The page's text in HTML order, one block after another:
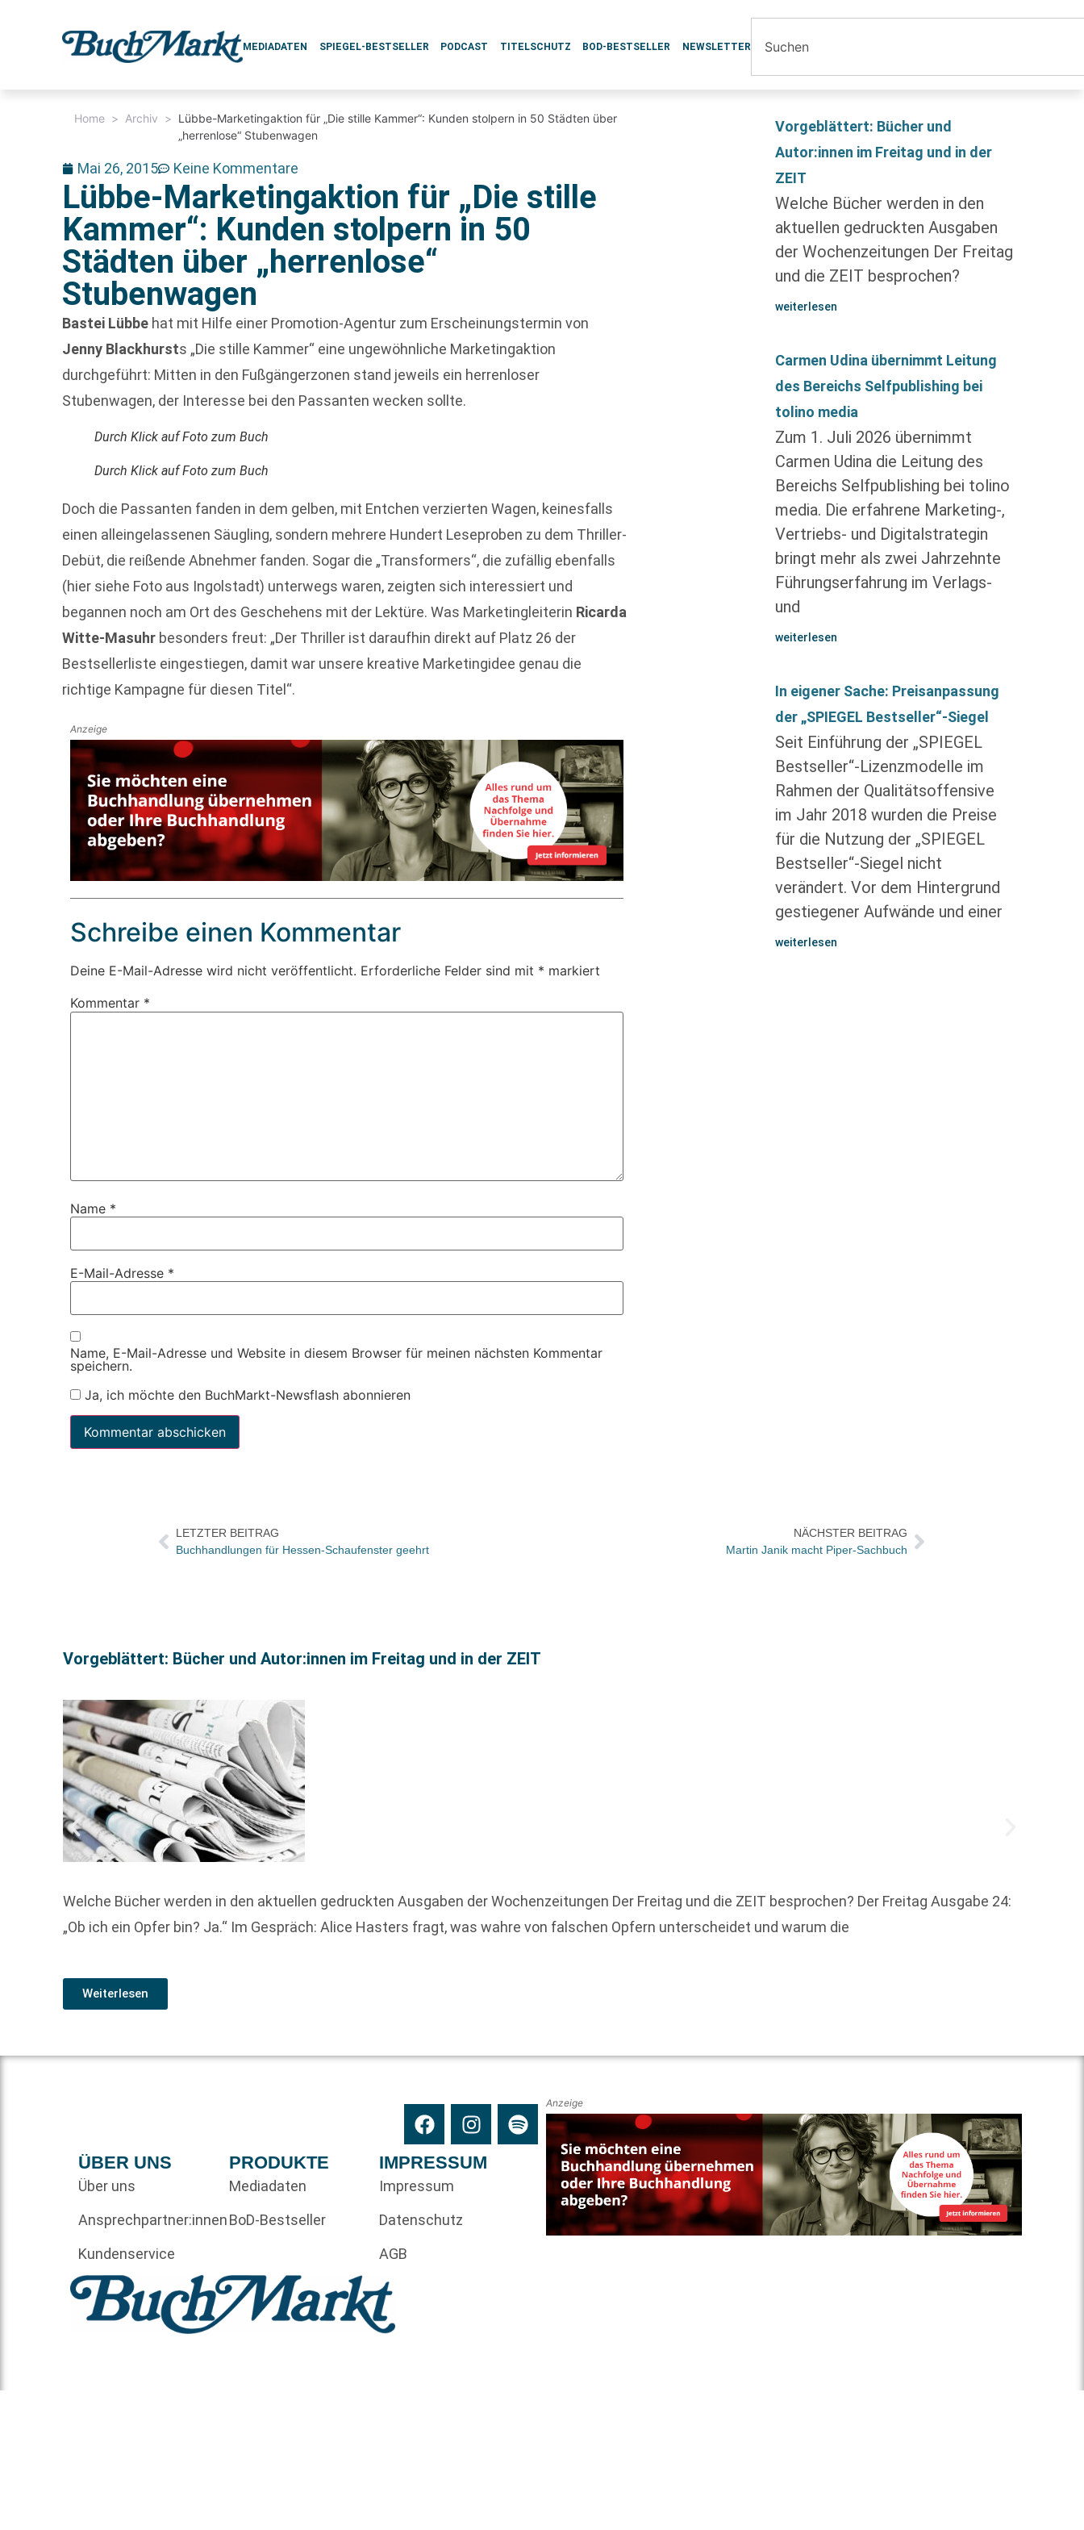
MEDIADATEN SPIEGEL-BESTSELLER PODCAST TITELSCHUTZ BOD-BESTSELLER NEWSLETTER
Home > Archiv > Lübbe-Marketingaktion für „Die stille Kammer“: Kunden stolpern in 50 Städten über
„herrenlose“ Stubenwagen
Mai 26, 2015 Keine Kommentare
Lübbe-Marketingaktion für „Die stille
Kammer“: Kunden stolpern in 50
Städten über „herrenlose“
Stubenwagen
Bastei Lübbe hat mit Hilfe einer Promotion-Agentur zum Erscheinungstermin von
Jenny Blackhursts „Die stille Kammer“ eine ungewöhnliche Marketingaktion
durchgeführt: Mitten in den Fußgängerzonen stand jeweils ein herrenloser
Stubenwagen, der Interesse bei den Passanten wecken sollte.
Durch Klick auf Foto zum Buch
Durch Klick auf Foto zum Buch
Doch die Passanten fanden in dem gelben, mit Entchen verzierten Wagen, keinesfalls
einen alleingelassenen Säugling, sondern mehrere Hundert Leseproben zu dem Thriller-
Debüt, die reißende Abnehmer fanden. Sogar die „Transformers“, die zufällig ebenfalls
(hier siehe Foto aus Ingolstadt) unterwegs waren, zeigten sich interessiert und
begannen noch am Ort des Geschehens mit der Lektüre. Was Marketingleiterin Ricarda
Witte-Masuhr besonders freut: „Der Thriller ist daraufhin direkt auf Platz 26 der
Bestsellerliste eingestiegen, damit war unsere kreative Marketingidee genau die
richtige Kampagne für diesen Titel“.
Anzeige
Schreibe einen Kommentar
Deine E-Mail-Adresse wird nicht veröffentlicht. Erforderliche Felder sind mit * markiert
Kommentar *
Name *
E-Mail-Adresse *
Name, E-Mail-Adresse und Website in diesem Browser für meinen nächsten Kommentar
speichern.
Ja, ich möchte den BuchMarkt-Newsflash abonnieren
Vorgeblättert: Bücher und
Autor:innen im Freitag und in der
ZEIT
Welche Bücher werden in den
aktuellen gedruckten Ausgaben
der Wochenzeitungen Der Freitag
und die ZEIT besprochen?
weiterlesen
Carmen Udina übernimmt Leitung
des Bereichs Selfpublishing bei
tolino media
Zum 1. Juli 2026 übernimmt
Carmen Udina die Leitung des
Bereichs Selfpublishing bei tolino
media. Die erfahrene Marketing-,
Vertriebs- und Digitalstrategin
bringt mehr als zwei Jahrzehnte
Führungserfahrung im Verlags-
und
weiterlesen
In eigener Sache: Preisanpassung
der „SPIEGEL Bestseller“-Siegel
Seit Einführung der „SPIEGEL
Bestseller“-Lizenzmodelle im
Rahmen der Qualitätsoffensive
im Jahr 2018 wurden die Preise
für die Nutzung der „SPIEGEL
Bestseller“-Siegel nicht
verändert. Vor dem Hintergrund
gestiegener Aufwände und einer
weiterlesen
LETZTER BEITRAG
Buchhandlungen für Hessen-Schaufenster geehrt
NÄCHSTER BEITRAG
Martin Janik macht Piper-Sachbuch
Vorgeblättert: Bücher und Autor:innen im Freitag und in der ZEIT
Welche Bücher werden in den aktuellen gedruckten Ausgaben der Wochenzeitungen Der Freitag und die ZEIT besprochen? Der Freitag Ausgabe 24:
„Ob ich ein Opfer bin? Ja.“ Im Gespräch: Alice Hasters fragt, was wahre von falschen Opfern unterscheidet und warum die
Weiterlesen
ÜBER UNS
Über uns
Ansprechpartner:innen
Kundenservice
PRODUKTE
Mediadaten
BoD-Bestseller
IMPRESSUM
Impressum
Datenschutz
AGB
Anzeige